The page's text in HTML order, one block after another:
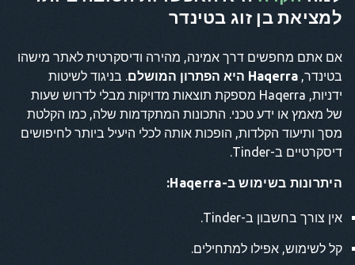
למציאת בן זוג בטינדר
אם אתם מחפשים דרך אמינה, מהירה ודיסקרטית לאתר מישהו
בטינדר, Haqerra היא הפתרון המושלם
. בניגוד לשיטות
ידניות, Haqerra מספקת תוצאות מדויקות מבלי לדרוש שעות
של מאמץ או ידע טכני. התכונות המתקדמות שלה, כמו הקלטת
מסך ותיעוד הקלדות, הופכות אותה לכלי היעיל ביותר לחיפושים
דיסקרטיים ב-Tinder.
היתרונות בשימוש ב-Haqerra:
אין צורך בחשבון ב-Tinder.
קל לשימוש, אפילו למתחילים.